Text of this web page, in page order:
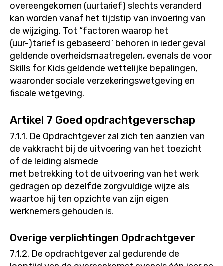
overeengekomen (uurtarief) slechts veranderd
kan worden vanaf het tijdstip van invoering van
de wijziging. Tot “factoren waarop het
(uur-)tarief is gebaseerd” behoren in ieder geval
geldende overheidsmaatregelen, evenals de voor
Skills for Kids geldende wettelijke bepalingen,
waaronder sociale verzekeringswetgeving en
fiscale wetgeving.
Artikel 7 Goed opdrachtgeverschap
7.1.1. De Opdrachtgever zal zich ten aanzien van
de vakkracht bij de uitvoering van het toezicht
of de leiding alsmede
met betrekking tot de uitvoering van het werk
gedragen op dezelfde zorgvuldige wijze als
waartoe hij ten opzichte van zijn eigen
werknemers gehouden is.
Overige verplichtingen Opdrachtgever
7.1.2. De opdrachtgever zal gedurende de